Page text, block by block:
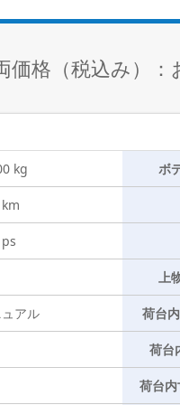
価格（税込み）：
kg ボ
上
アル 荷台
荷台
荷台